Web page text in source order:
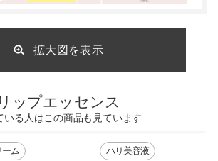
拡大図を表示
リップエッセンス
いる人はこの商品も見ています
ーム ハリ美容液